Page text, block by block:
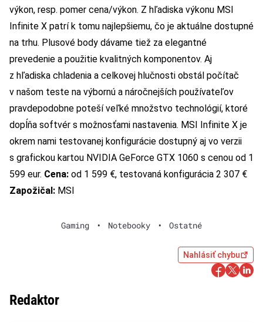
výkon, resp. pomer cena/výkon. Z hľadiska výkonu MSI
Infinite X patrí k tomu najlepšiemu, čo je aktuálne dostupné
na trhu. Plusové body dávame tiež za elegantné
prevedenie a použitie kvalitných komponentov. Aj
z hľadiska chladenia a celkovej hlučnosti obstál počítač
v našom teste na výbornú a náročnejších používateľov
pravdepodobne poteší veľké množstvo technológií, ktoré
dopĺňa softvér s možnosťami nastavenia. MSI Infinite X je
okrem nami testovanej konfigurácie dostupný aj vo verzii
s grafickou kartou NVIDIA GeForce GTX 1060 s cenou od 1
599 eur. Cena: od 1 599 €, testovaná konfigurácia 2 307 €
Zapožičal: MSI
Gaming • Notebooky • Ostatné
Nahlásiť chybu
Redaktor